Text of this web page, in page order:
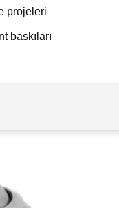
projeleri
baskıları